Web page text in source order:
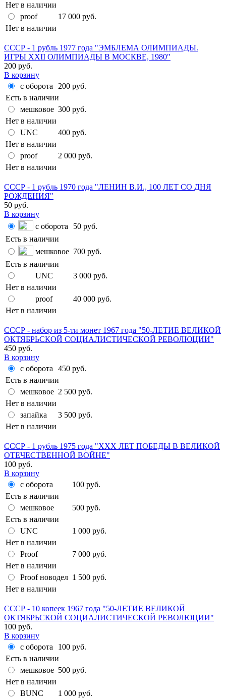
Нет в наличии
proof
17 000 руб.
Нет в наличии
СССР - 1 рубль 1977 года "ЭМБЛЕМА ОЛИМПИАДЫ.
ИГРЫ XXII ОЛИМПИАДЫ В МОСКВЕ, 1980"
200 руб.
В корзину
с оборота
200 руб.
Есть в наличии
мешковое 300 руб.
Нет в наличии
UNC
400 руб.
Нет в наличии
proof
2 000 руб.
Нет в наличии
СССР - 1 рубль 1970 года "ЛЕНИН В.И., 100 ЛЕТ СО ДНЯ
РОЖДЕНИЯ"
50 руб.
В корзину
с оборота
50 руб.
Есть в наличии
мешковое 700 руб.
Есть в наличии
UNC
3 000 руб.
Нет в наличии
proof
40 000 руб.
Нет в наличии
СССР - набор из 5-ти монет 1967 года "50-ЛЕТИЕ ВЕЛИКОЙ
ОКТЯБРЬСКОЙ СОЦИАЛИСТИЧЕСКОЙ РЕВОЛЮЦИИ"
450 руб.
В корзину
с оборота
450 руб.
Есть в наличии
мешковое 2 500 руб.
Нет в наличии
запайка
3 500 руб.
Нет в наличии
СССР - 1 рубль 1975 года "XXX ЛЕТ ПОБЕДЫ В ВЕЛИКОЙ
ОТЕЧЕСТВЕННОЙ ВОЙНЕ"
100 руб.
В корзину
с оборота
100 руб.
Есть в наличии
мешковое
500 руб.
Есть в наличии
UNC
1 000 руб.
Нет в наличии
Proof
7 000 руб.
Нет в наличии
Proof новодел 1 500 руб.
Нет в наличии
СССР - 10 копеек 1967 года "50-ЛЕТИЕ ВЕЛИКОЙ
ОКТЯБРЬСКОЙ СОЦИАЛИСТИЧЕСКОЙ РЕВОЛЮЦИИ"
100 руб.
В корзину
с оборота
100 руб.
Есть в наличии
мешковое 500 руб.
Нет в наличии
BUNC
1 000 руб.